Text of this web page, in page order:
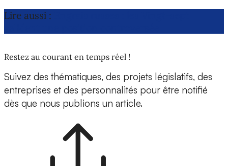
Lire aussi :
Restez au courant en temps réel !
Suivez des thématiques, des projets législatifs, des
entreprises et des personnalités pour être notifié
dès que nous publions un article.